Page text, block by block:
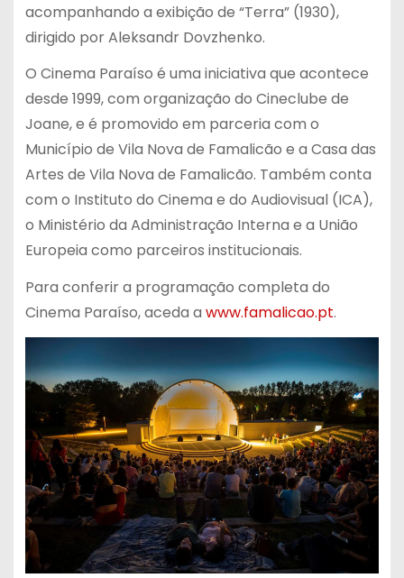
acompanhando a exibição de “Terra” (1930),
dirigido por Aleksandr Dovzhenko.
O Cinema Paraíso é uma iniciativa que acontece
desde 1999, com organização do Cineclube de
Joane, e é promovido em parceria com o
Município de Vila Nova de Famalicão e a Casa das
Artes de Vila Nova de Famalicão. Também conta
com o Instituto do Cinema e do Audiovisual (ICA),
o Ministério da Administração Interna e a União
Europeia como parceiros institucionais.
Para conferir a programação completa do
Cinema Paraíso, aceda a www.famalicao.pt.